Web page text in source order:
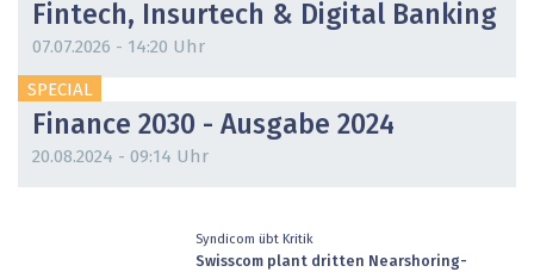
Fintech, Insurtech & Digital Banking
07.07.2026 - 14:20 Uhr
SPECIAL
Finance 2030 - Ausgabe 2024
20.08.2024 - 09:14 Uhr
Syndicom übt Kritik
Swisscom plant dritten Nearshoring-